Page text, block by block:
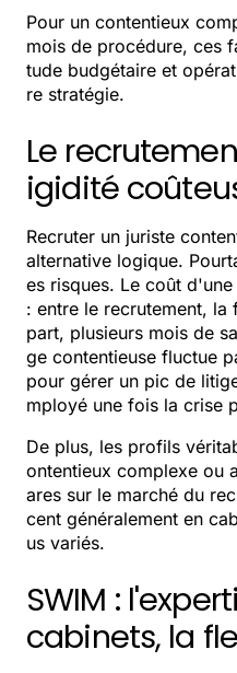
Pour un contentieux
mois de procédure, ces
tude budgétaire et
re stratégie.
Le
igidité
Recruter un juriste
alternative logique.
es risques. Le coût
: entre le recrutement, la
part, plusieurs mois de
ge contentieuse fluctue
pour gérer un pic de
mployé une fois la crise
De plus, les profils
ontentieux complexe ou
ares sur le marché du
cent généralement en
us variés.
SWIM :
cabinets, la